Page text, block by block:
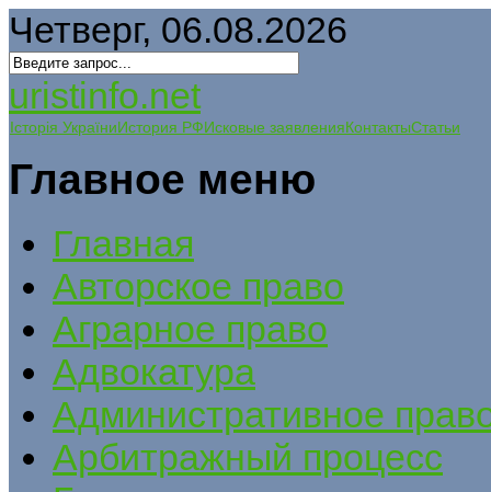
Четверг, 06.08.2026
uristinfo.net
Історія УкраїниИстория РФИсковые заявленияКонтактыСтатьи
Главное меню
Главная
Авторское право
Аграрное право
Адвокатура
Административное
Арбитражный процесс